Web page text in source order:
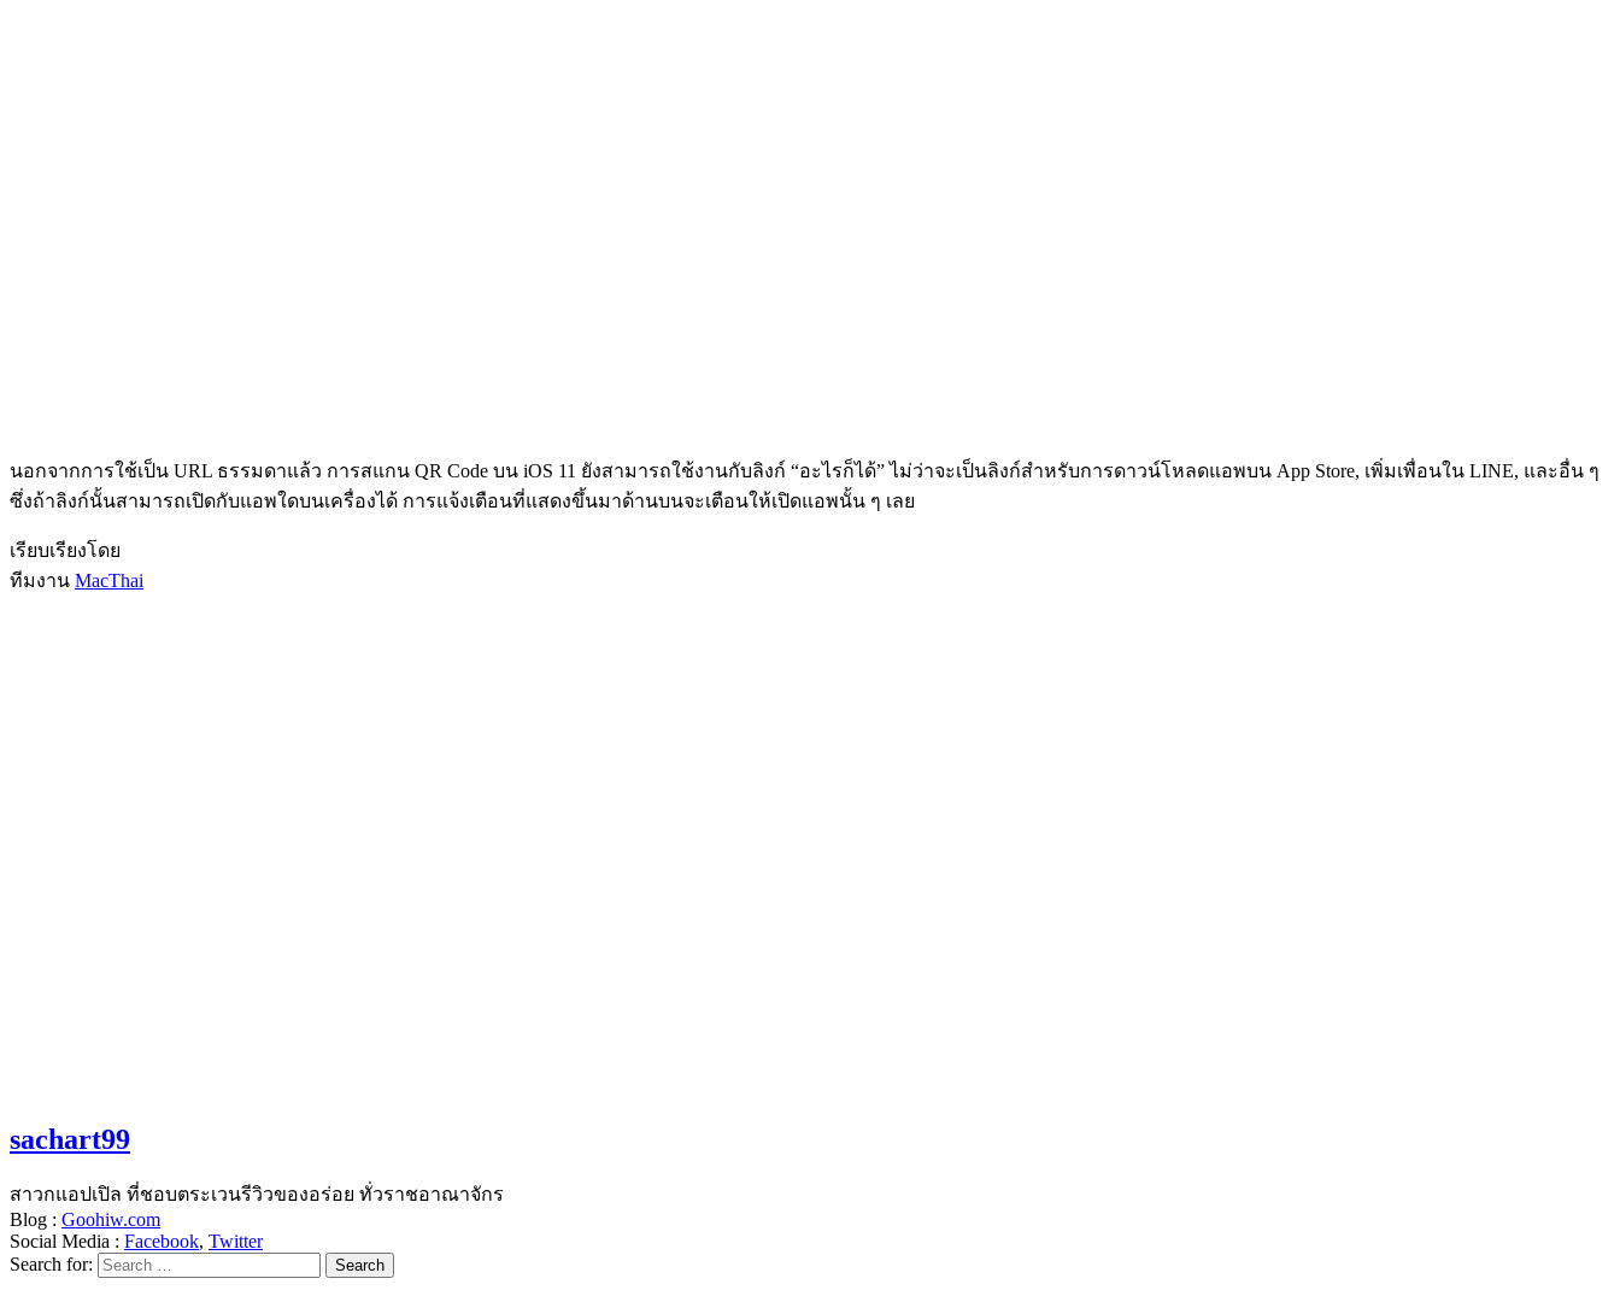
นอกจากการใช้เป็น URL ธรรมดาแล้ว การสแกน QR Code บน iOS 11 ยังสามารถใช้งานกับลิงก์ “อะไรก็ได้” ไม่ว่าจะเป็นลิงก์สำหรับการดาวน์โหลดแอพบน App Store, เพิ่มเพื่อนใน LINE, และอื่น ๆ
ซึ่งถ้าลิงก์นั้นสามารถเปิดกับแอพใดบนเครื่องได้ การแจ้งเตือนที่แสดงขึ้นมาด้านบนจะเตือนให้เปิดแอพนั้น ๆ เลย
เรียบเรียงโดย
ทีมงาน MacThai
sachart99
สาวกแอปเปิล ที่ชอบตระเวนรีวิวของอร่อย ทั่วราชอาณาจักร
Blog : Goohiw.com
Social Media : Facebook, Twitter
Search for: